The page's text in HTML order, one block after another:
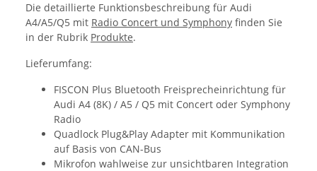
Die detaillierte Funktionsbeschreibung für Audi
A4/A5/Q5 mit Radio Concert und Symphony finden Sie
in der Rubrik Produkte.
Lieferumfang:
FISCON Plus Bluetooth Freisprecheinrichtung für
Audi A4 (8K) / A5 / Q5 mit Concert oder Symphony
Radio
Quadlock Plug&Play Adapter mit Kommunikation
auf Basis von CAN-Bus
Mikrofon wahlweise zur unsichtbaren Integration